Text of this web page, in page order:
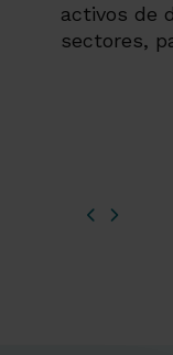
activos de
sectores,